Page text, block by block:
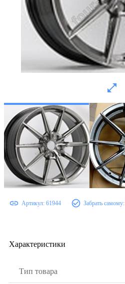
Артикул: 61944 Забрать самому:
Характеристики
Тип товара